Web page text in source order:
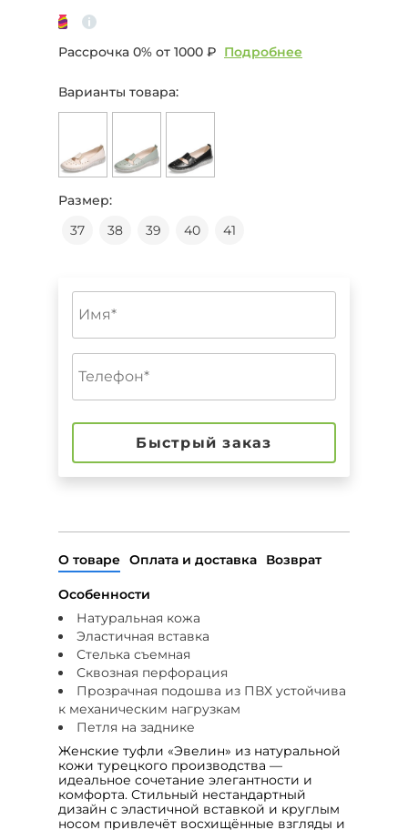
Рассрочка 0% от 1000 ₽ Подробнее
Варианты товара:
Размер:
37
38 39 40 41
Быстрый заказ
О товаре Оплата и доставка Возврат
Особенности
Натуральная кожа
Эластичная вставка
Стелька съемная
Сквозная перфорация
Прозрачная подошва из ПВХ устойчива
к механическим нагрузкам
Петля на заднике
Женские туфли «Эвелин» из натуральной
кожи турецкого производства —
идеальное сочетание элегантности и
комфорта. Стильный нестандартный
дизайн с эластичной вставкой и круглым
носом привлечёт восхищённые взгляды и